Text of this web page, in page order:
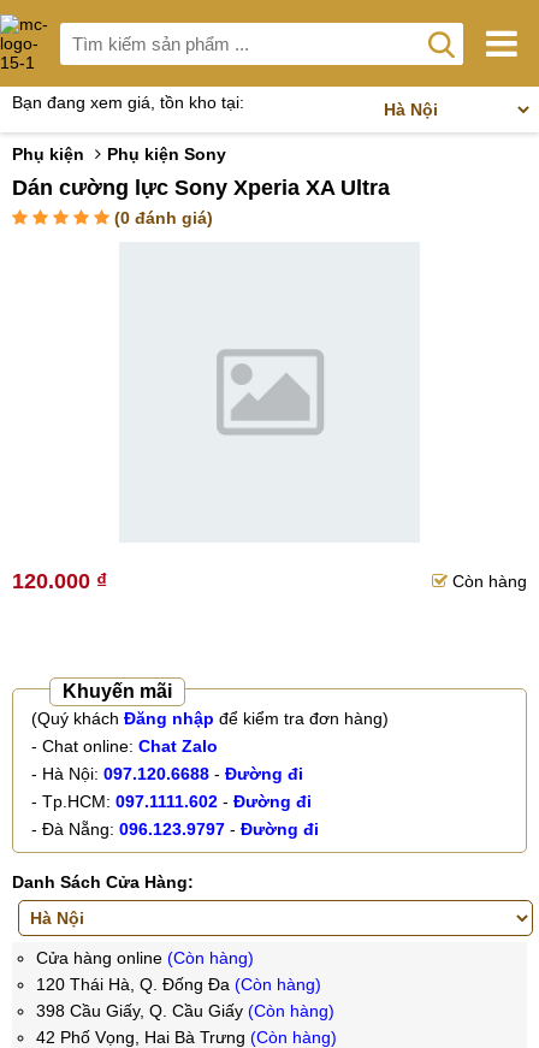
Bạn đang xem giá, tồn kho tại:
Phụ kiện Phụ kiện Sony
Dán cường lực Sony Xperia XA Ultra
(0 đánh giá)
120.000 ₫ Còn hàng
Khuyến mãi
(Quý khách Đăng nhập để kiểm tra đơn hàng)
- Chat online: Chat Zalo
- Hà Nội: 097.120.6688 - Đường đi
- Tp.HCM: 097.1111.602 - Đường đi
- Đà Nẵng: 096.123.9797 - Đường đi
Danh Sách Cửa Hàng:
Cửa hàng online (Còn hàng)
120 Thái Hà, Q. Đống Đa (Còn hàng)
398 Cầu Giấy, Q. Cầu Giấy (Còn hàng)
42 Phố Vọng, Hai Bà Trưng (Còn hàng)